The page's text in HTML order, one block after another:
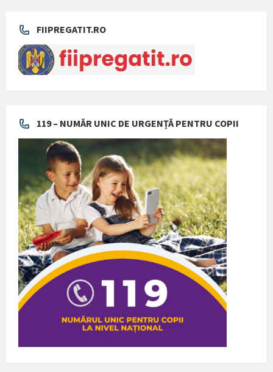
FIIPREGATIT.RO
119 – NUMĂR UNIC DE URGENȚĂ PENTRU COPII